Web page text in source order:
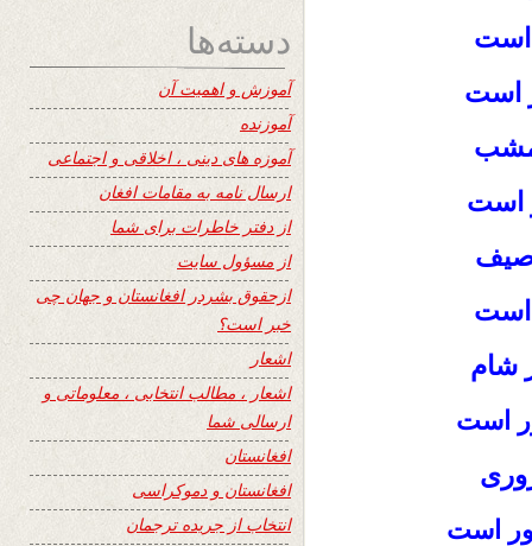
است
است
است
است
شام
است
است
دسته‌ها
آموزش و اهمیت آن
آموزنده
آموزه های دینی ، اخلاقی و اجتماعی
ارسال نامه به مقامات افغان
از دفتر خاطرات برای شما
از مسؤول سایت
ازحقوق بشردر افغانستان و جهان چی
خبر است؟
اشعار
اشعار ، مطالب انتخابی ، معلوماتی و
ارسالی شما
افغانستان
افغانستان و دموکراسی
انتخاب از جریده ترجمان